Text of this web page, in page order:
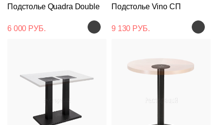
Подстолье Quadra Double
6 000 РУБ.
Подстолье Vino СП
9 130 РУБ.